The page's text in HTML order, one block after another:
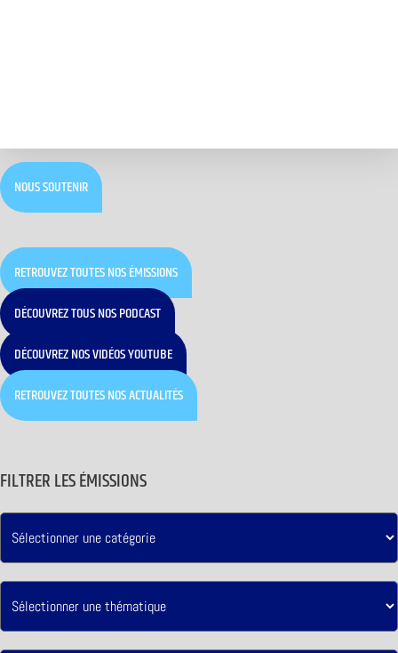
NOUS SOUTENIR
RETROUVEZ TOUTES NOS ÉMISSIONS
DÉCOUVREZ TOUS NOS PODCAST
DÉCOUVREZ NOS VIDÉOS YOUTUBE
RETROUVEZ TOUTES NOS ACTUALITÉS
FILTRER LES ÉMISSIONS